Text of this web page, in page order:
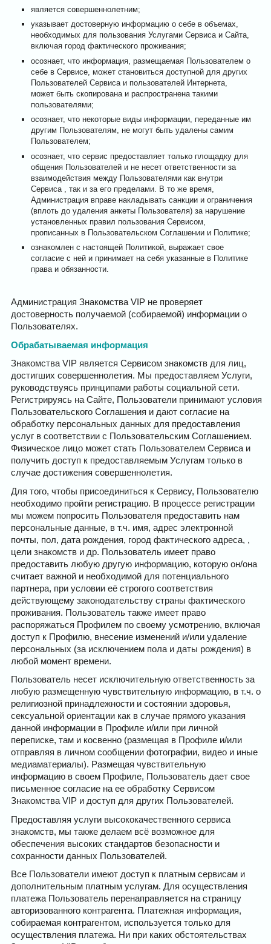
является совершеннолетним;
указывает достоверную информацию о себе в объемах,
необходимых для пользования Услугами Сервиса и Сайта,
включая город фактического проживания;
осознает, что информация, размещаемая Пользователем о
себе в Сервисе, может становиться доступной для других
Пользователей Сервиса и пользователей Интернета,
может быть скопирована и распространена такими
пользователями;
осознает, что некоторые виды информации, переданные им
другим Пользователям, не могут быть удалены самим
Пользователем;
осознает, что сервис предоставляет только площадку для
общения Пользователей и не несет ответственности за
взаимодействия между Пользователями как внутри
Сервиса , так и за его пределами. В то же время,
Администрация вправе накладывать санкции и ограничения
(вплоть до удаления анкеты Пользователя) за нарушение
установленных правил пользования Сервисом,
прописанных в Пользовательском Соглашении и Политике;
ознакомлен с настоящей Политикой, выражает свое
согласие с ней и принимает на себя указанные в Политике
права и обязанности.
Администрация Знакомства VIP не проверяет
достоверность получаемой (собираемой) информации о
Пользователях.
Обрабатываемая информация
Знакомства VIP является Сервисом знакомств для лиц,
достигших совершеннолетия. Мы предоставляем Услуги,
руководствуясь принципами работы социальной сети.
Регистрируясь на Сайте, Пользователи принимают условия
Пользовательского Соглашения и дают согласие на
обработку персональных данных для предоставления
услуг в соответствии с Пользовательским Соглашением.
Физическое лицо может стать Пользователем Сервиса и
получить доступ к предоставляемым Услугам только в
случае достижения совершеннолетия.
Для того, чтобы присоединиться к Сервису, Пользователю
необходимо пройти регистрацию. В процессе регистрации
мы можем попросить Пользователя предоставить нам
персональные данные, в т.ч. имя, адрес электронной
почты, пол, дата рождения, город фактического адреса, ,
цели знакомств и др. Пользователь имеет право
предоставить любую другую информацию, которую он/она
считает важной и необходимой для потенциального
партнера, при условии её строгого соответствия
действующему законодательству страны фактического
проживания. Пользователь также имеет право
распоряжаться Профилем по своему усмотрению, включая
доступ к Профилю, внесение изменений и/или удаление
персональных (за исключением пола и даты рождения) в
любой момент времени.
Пользователь несет исключительную ответственность за
любую размещенную чувствительную информацию, в т.ч. о
религиозной принадлежности и состоянии здоровья,
сексуальной ориентации как в случае прямого указания
данной информации в Профиле и/или при личной
переписке, там и косвенно (размещая в Профиле и/или
отправляя в личном сообщении фотографии, видео и иные
медиаматериалы). Размещая чувствительную
информацию в своем Профиле, Пользователь дает свое
письменное согласие на ее обработку Сервисом
Знакомства VIP и доступ для других Пользователей.
Предоставляя услуги высококачественного сервиса
знакомств, мы также делаем всё возможное для
обеспечения высоких стандартов безопасности и
сохранности данных Пользователей.
Все Пользователи имеют доступ к платным сервисам и
дополнительным платным услугам. Для осуществления
платежа Пользователь перенаправляется на страницу
авторизованного контрагента. Платежная информация,
собираемая контрагентом, используется только для
осуществления платежа. Ни при каких обстоятельствах